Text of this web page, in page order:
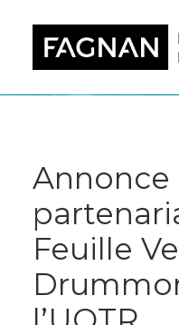
Annonce
Feuille